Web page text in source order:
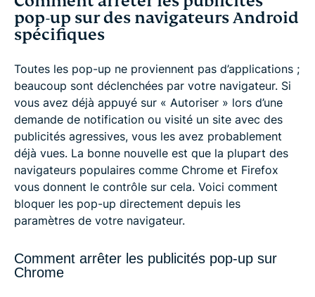
pop-up sur des navigateurs Android
spécifiques
Toutes les pop-up ne proviennent pas d’applications ;
beaucoup sont déclenchées par votre navigateur. Si
vous avez déjà appuyé sur « Autoriser » lors d’une
demande de notification ou visité un site avec des
publicités agressives, vous les avez probablement
déjà vues. La bonne nouvelle est que la plupart des
navigateurs populaires comme Chrome et Firefox
vous donnent le contrôle sur cela. Voici comment
bloquer les pop-up directement depuis les
paramètres de votre navigateur.
Comment arrêter les publicités pop-up sur
Chrome